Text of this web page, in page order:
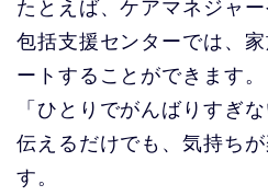
たとえば、ケアマネジャ
包括支援センターでは、
ートすることができます。
「ひとりでがんばりすぎ
伝えるだけでも、気持ち
す。